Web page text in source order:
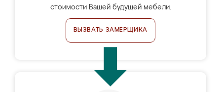
стоимости Вашей будущей мебели.
ВЫЗВАТЬ ЗАМЕРЩИКА